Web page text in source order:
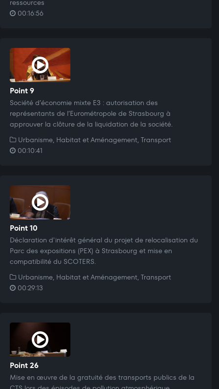
ressources
00:16:56
Point 9
Société d’économie mixte E3 : autorisation des
représentants de l’Eurométropole de Strasbourg à
approuver la clôture de la liquidation de la société.
Urbanisme, Habitat et Aménagement, Transport
00:10:41
Point 10
Déclaration d'intérêt général du projet de relocalisation du
Parc des expositions (PEX) à Strasbourg et mise en
compatibilité du SCOTERS.
Urbanisme, Habitat et Aménagement, Transport
00:29:13
Point 26
Mise en œuvre de la gratuité des transports publics de la